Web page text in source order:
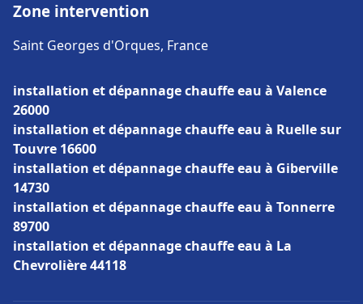
Zone intervention
Saint Georges d'Orques, France
installation et dépannage chauffe eau à Valence
26000
installation et dépannage chauffe eau à Ruelle sur
Touvre 16600
installation et dépannage chauffe eau à Giberville
14730
installation et dépannage chauffe eau à Tonnerre
89700
installation et dépannage chauffe eau à La
Chevrolière 44118